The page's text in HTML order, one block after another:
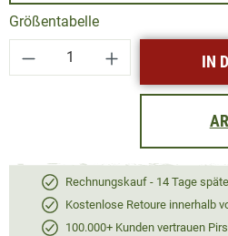
Größentabelle
Produkt Anzahl: Gib IN
Rechnungskauf - 14 Tage
Kostenlose Retoure innerhalb
100.000+ Kunden vertrauen